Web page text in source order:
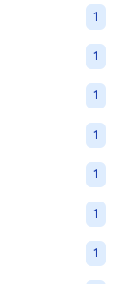
1
1
1
1
1
1
1